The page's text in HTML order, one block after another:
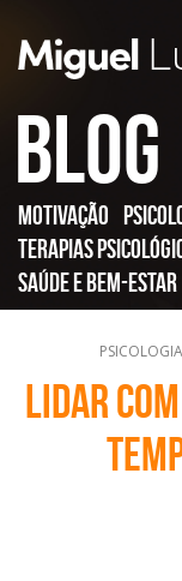
Blog
Motivação
Terapias
Saúde e Bem-Estar
Lidar